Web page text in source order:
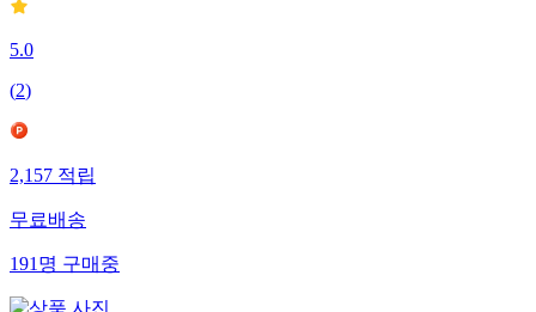
5.0
(2)
2,157 적립
무료배송
191 명 구매중